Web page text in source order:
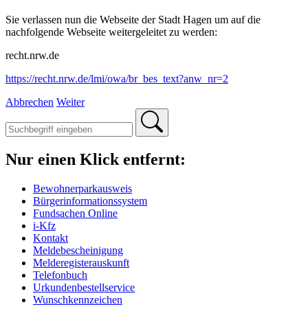
Sie verlassen nun die Webseite der Stadt Hagen um auf die
nachfolgende Webseite weitergeleitet zu werden:
recht.nrw.de
https://recht.nrw.de/lmi/owa/br_bes_text?anw_nr=2
Abbrechen Weiter
Nur einen Klick entfernt:
Bewohnerparkausweis
Bürgerinformationssystem
Fundsachen Online
i-Kfz
Kontakt
Meldebescheinigung
Melderegisterauskunft
Telefonbuch
Urkundenbestellservice
Wunschkennzeichen